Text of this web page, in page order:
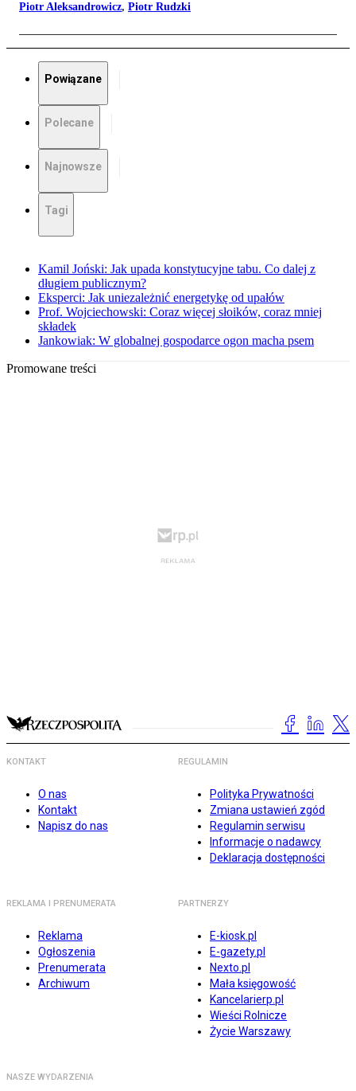
Piotr Aleksandrowicz, Piotr Rudzki
Powiązane
Polecane
Najnowsze
Tagi
Kamil Joński: Jak upada konstytucyjne tabu. Co dalej z
długiem publicznym?
Eksperci: Jak uniezależnić energetykę od upałów
Prof. Wojciechowski: Coraz więcej słoików, coraz mniej
składek
Jankowiak: W globalnej gospodarce ogon macha psem
Promowane treści
KONTAKT
O nas
Kontakt
Napisz do nas
REGULAMIN
Polityka Prywatności
Zmiana ustawień zgód
Regulamin serwisu
Informacje o nadawcy
Deklaracja dostępności
REKLAMA I PRENUMERATA
Reklama
Ogłoszenia
Prenumerata
Archiwum
PARTNERZY
E-kiosk.pl
E-gazety.pl
Nexto.pl
Mała księgowość
Kancelarierp.pl
Wieści Rolnicze
Życie Warszawy
NASZE WYDARZENIA